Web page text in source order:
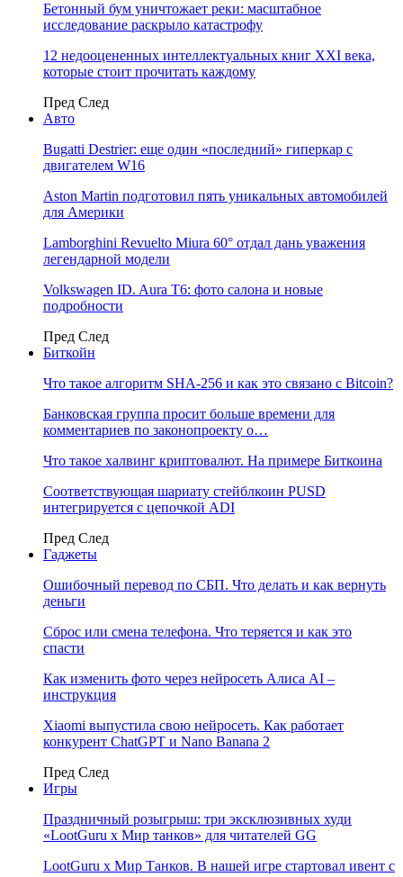
Бетонный бум уничтожает реки: масштабное
исследование раскрыло катастрофу
12 недооцененных интеллектуальных книг XXI века,
которые стоит прочитать каждому
Пред След
Авто
Bugatti Destrier: еще один «последний» гиперкар с
двигателем W16
Aston Martin подготовил пять уникальных автомобилей
для Америки
Lamborghini Revuelto Miura 60° отдал дань уважения
легендарной модели
Volkswagen ID. Aura T6: фото салона и новые
подробности
Пред След
Биткойн
Что такое алгоритм SHA-256 и как это связано с Bitcoin?
Банковская группа просит больше времени для
комментариев по законопроекту о…
Что такое халвинг криптовалют. На примере Биткоина
Соответствующая шариату стейблкоин PUSD
интегрируется с цепочкой ADI
Пред След
Гаджеты
Ошибочный перевод по СБП. Что делать и как вернуть
деньги
Сброс или смена телефона. Что теряется и как это
спасти
Как изменить фото через нейросеть Алиса AI –
инструкция
Xiaomi выпустила свою нейросеть. Как работает
конкурент ChatGPT и Nano Banana 2
Пред След
Игры
Праздничный розыгрыш: три эксклюзивных худи
«LootGuru х Мир танков» для читателей GG
LootGuru x Мир Танков. В нашей игре стартовал ивент с